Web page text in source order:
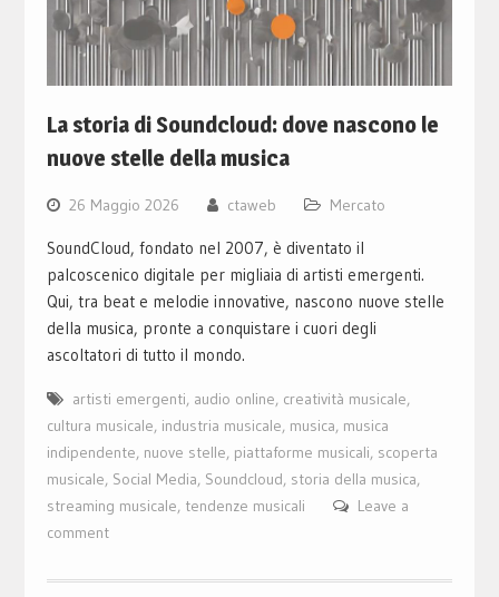
La storia di Soundcloud: dove nascono le
nuove stelle della musica
26 Maggio 2026 ctaweb Mercato
SoundCloud, fondato nel 2007, è diventato il
palcoscenico digitale per migliaia di artisti emergenti.
Qui, tra beat e melodie innovative, nascono nuove stelle
della musica, pronte a conquistare i cuori degli
ascoltatori di tutto il mondo.
artisti emergenti, audio online, creatività musicale,
cultura musicale, industria musicale, musica, musica
indipendente, nuove stelle, piattaforme musicali, scoperta
musicale, Social Media, Soundcloud, storia della musica,
streaming musicale, tendenze musicali
Leave a
comment